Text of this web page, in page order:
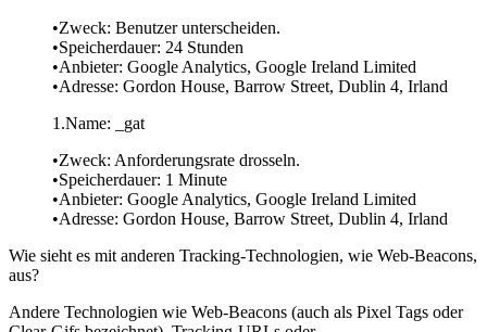
Zweck: Benutzer unterscheiden.
Speicherdauer: 24 Stunden
Anbieter: Google Analytics, Google Ireland Limited
Adresse: Gordon House, Barrow Street, Dublin 4, Irland
Name: _gat
Zweck: Anforderungsrate drosseln.
Speicherdauer: 1 Minute
Anbieter: Google Analytics, Google Ireland Limited
Adresse: Gordon House, Barrow Street, Dublin 4, Irland
Wie sieht es mit anderen Tracking-Technologien, wie Web-Beacons,
aus?
Andere Technologien wie Web-Beacons (auch als Pixel Tags oder